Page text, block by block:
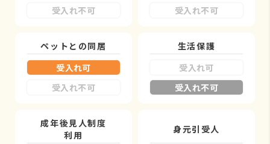
受入れ不可 受入れ不可
ペットとの同居
受入れ可
受入れ不可
生活保護
受入れ可
受入れ不可
成年後見人制度
利用
身元引受人